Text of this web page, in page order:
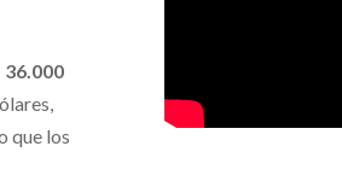
que los